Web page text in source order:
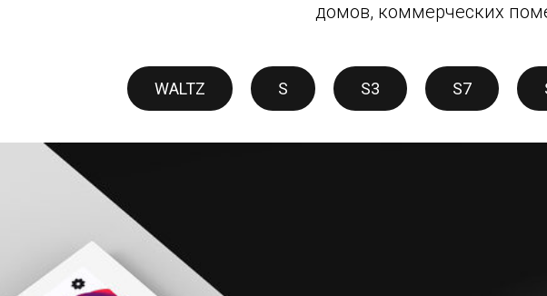
домов, коммерческих
WALTZ S S3 S7